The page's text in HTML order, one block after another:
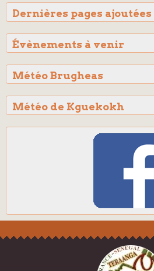
Dernières pages
Évènements à venir
Météo Brugheas
Météo de Kguekokh